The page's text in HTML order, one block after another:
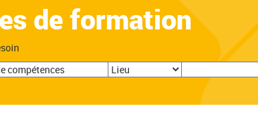
de formation